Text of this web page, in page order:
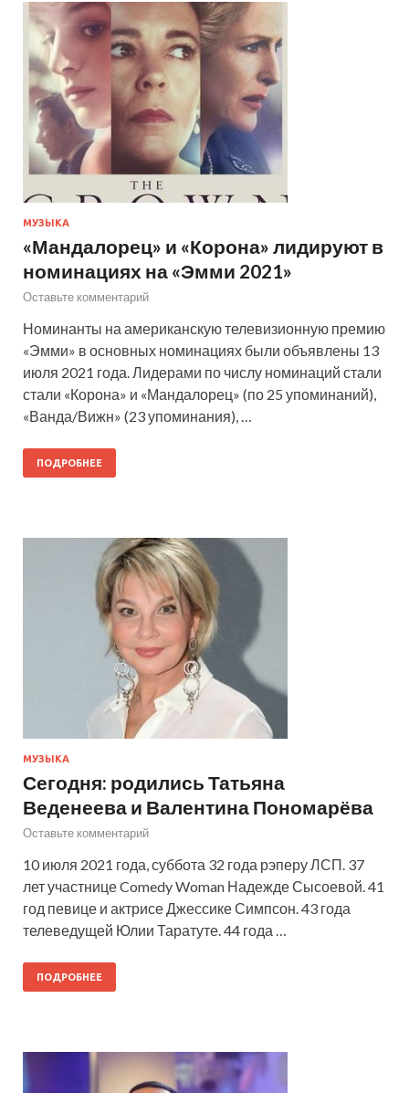
МУЗЫКА
«Мандалорец» и «Корона» лидируют в
номинациях на «Эмми 2021»
Оставьте комментарий
Номинанты на американскую телевизионную премию
«Эмми» в основных номинациях были объявлены 13
июля 2021 года. Лидерами по числу номинаций стали
стали «Корона» и «Мандалорец» (по 25 упоминаний),
«Ванда/Вижн» (23 упоминания), …
ПОДРОБНЕЕ
МУЗЫКА
Сегодня: родились Татьяна
Веденеева и Валентина Пономарёва
Оставьте комментарий
10 июля 2021 года, суббота 32 года рэперу ЛСП. 37
лет участнице Comedy Woman Надежде Сысоевой. 41
год певице и актрисе Джессике Симпсон. 43 года
телеведущей Юлии Таратуте. 44 года …
ПОДРОБНЕЕ